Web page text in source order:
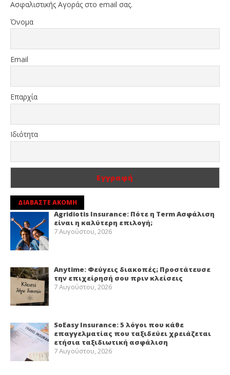
Ασφαλιστικής Αγοράς στο email σας.
Όνομα
Email
Επαρχία
Ιδιότητα
ΔΙΑΒΑΣΤΕ ΑΚΟΜΗ
Agridiotis Insurance: Πότε η Term Ασφάλιση
είναι η καλύτερη επιλογή;
7 Αυγούστου, 2026
Anytime: Φεύγεις διακοπές; Προστάτευσε
την επιχείρησή σου πριν κλείσεις
7 Αυγούστου, 2026
SoEasy Insurance: 5 λόγοι που κάθε
επαγγελματίας που ταξιδεύει χρειάζεται
ετήσια ταξιδιωτική ασφάλιση
7 Αυγούστου, 2026